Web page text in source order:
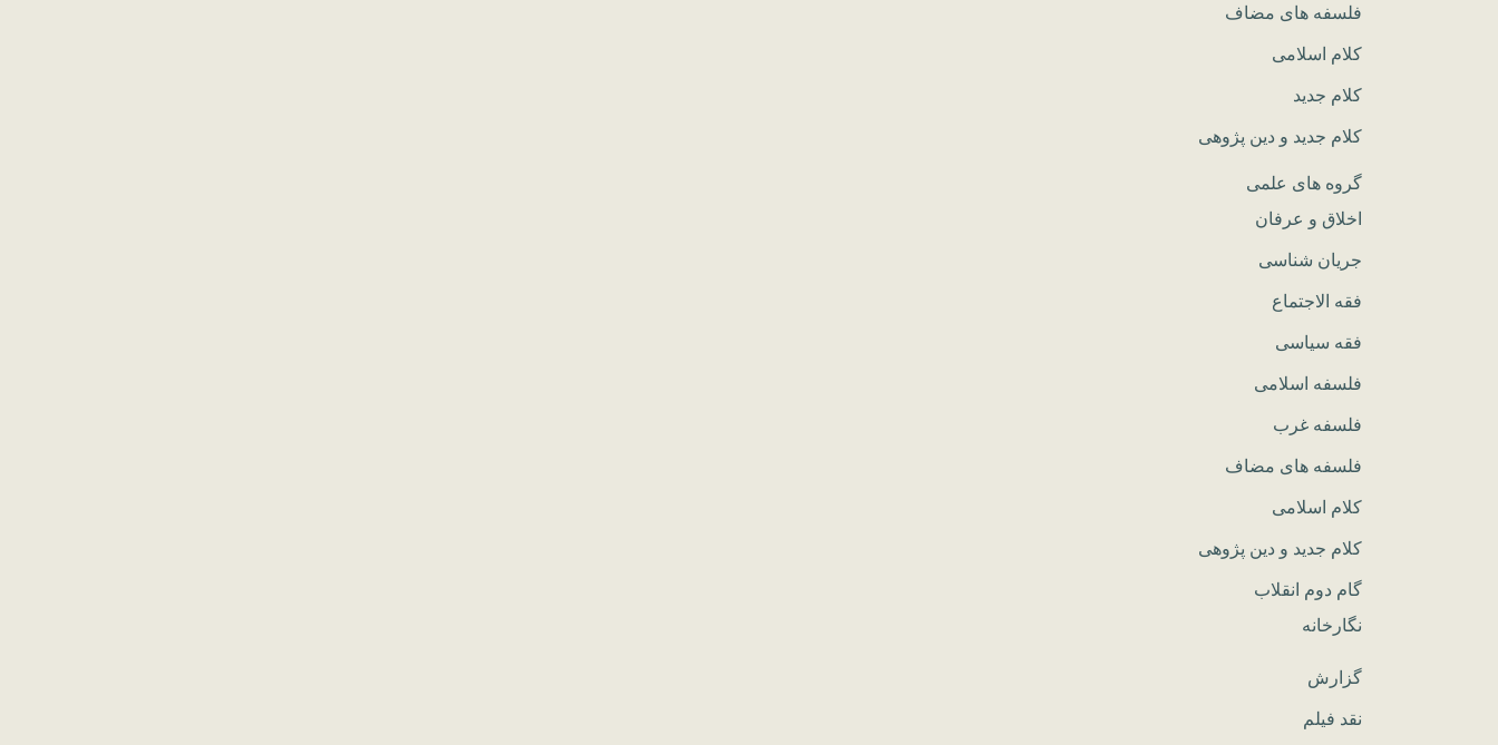
فلسفه های مضاف
کلام اسلامی
کلام جدید
کلام جدید و دین پژوهی
گروه های علمی
اخلاق و عرفان
جریان شناسی
فقه الاجتماع
فقه سیاسی
فلسفه اسلامی
فلسفه غرب
فلسفه های مضاف
کلام اسلامی
کلام جدید و دین پژوهی
گام دوم انقلاب
نگارخانه
گزارش
نقد فیلم